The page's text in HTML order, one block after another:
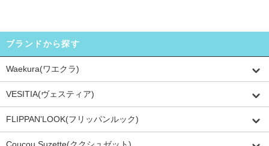
ブランドから探す
Waekura(ワエクラ)
VESITIA(ヴェスティア)
FLIPPAN'LOOK(フリッパンルック)
Coucou Suzette(ククシュゼット)